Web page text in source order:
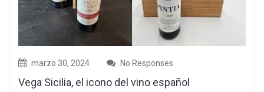
marzo 30, 2024 No Responses
Vega Sicilia, el icono del vino español